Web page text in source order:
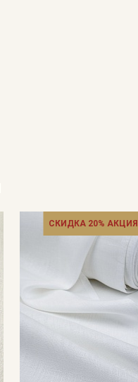
СКИДКА 20% АКЦИЯ